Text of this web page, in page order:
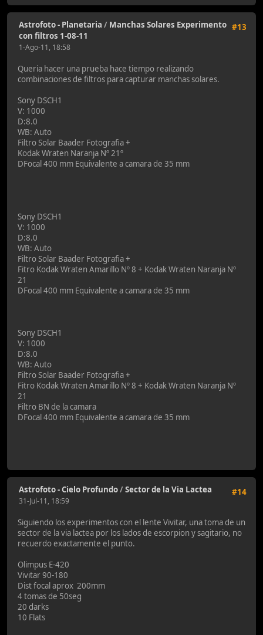
#13
Astrofoto - Planetaria / Manchas Solares Experimento
con filtros 1-08-11
1-Ago-11, 18:58
Queria hacer una prueba hace tiempo realizando
combinaciones de filtros para capturar manchas solares.
Sony DSCH1
V: 1000
D:8.0
WB: Auto
Filtro Solar Baader Fotografia +
Kodak Wraten Naranja Nº 21º
DFocal 400 mm Equivalente a camara de 35 mm
Sony DSCH1
V: 1000
D:8.0
WB: Auto
Filtro Solar Baader Fotografia +
Fitro Kodak Wraten Amarillo Nº 8 + Kodak Wraten Naranja Nº
21
DFocal 400 mm Equivalente a camara de 35 mm
Sony DSCH1
V: 1000
D:8.0
WB: Auto
Filtro Solar Baader Fotografia +
Fitro Kodak Wraten Amarillo Nº 8 + Kodak Wraten Naranja Nº
21
Filtro BN de la camara
DFocal 400 mm Equivalente a camara de 35 mm
#14
Astrofoto - Cielo Profundo/Sector de la Via Lactea
31-Jul-11, 18:59
Siguiendo los experimentos con el lente Vivitar, una toma de un
sector de la via lactea por los lados de escorpion y sagitario, no
recuerdo exactamente el punto.
Olimpus E-420
Vivitar 90-180
Dist focal aprox 200mm
4 tomas de 50seg
20 darks
10 Flats